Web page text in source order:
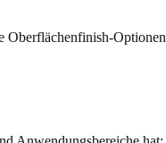
Oberflächenfinish-Optionen